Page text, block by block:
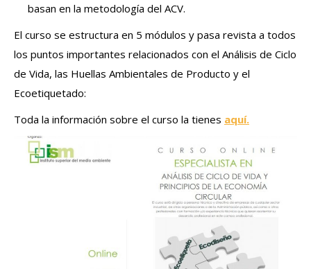
basan en la metodología del ACV.
El curso se estructura en 5 módulos y pasa revista a todos
los puntos importantes relacionados con el Análisis de Ciclo
de Vida, las Huellas Ambientales de Producto y el
Ecoetiquetado:
Toda la información sobre el curso la tienes aquí.